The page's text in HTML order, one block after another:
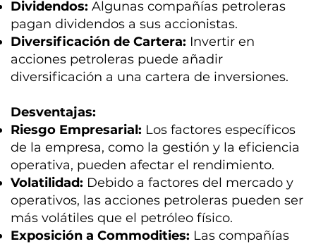
Dividendos: Algunas compañías petroleras
pagan dividendos a sus accionistas.
Diversificación de Cartera: Invertir en
acciones petroleras puede añadir
diversificación a una cartera de inversiones.
Desventajas:
Riesgo Empresarial: Los factores específicos
de la empresa, como la gestión y la eficiencia
operativa, pueden afectar el rendimiento.
Volatilidad: Debido a factores del mercado y
operativos, las acciones petroleras pueden ser
más volátiles que el petróleo físico.
Exposición a Commodities: Las compañías